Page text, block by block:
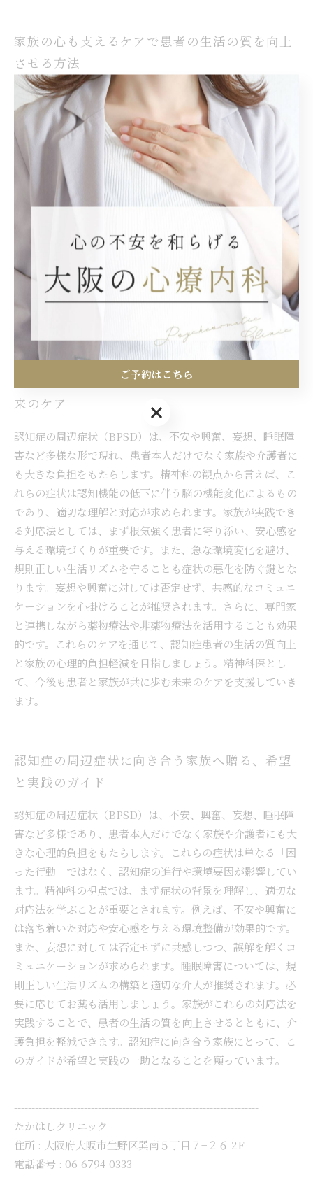
家族の心も支えるケアで患者の生活の質を向上
させる方法
認知症の周辺症状（BPSD）は、不安や興奮、妄想、睡眠障
害など多様な症状を伴い、患者本人だけでなく家族や介護者
にも大きな負担を与えます。これらの症状に適切に対応する
ためには、まず症状の理解が不可欠です。例えば、不安や興
奮が現れた場合は環境の変化を最小限に抑え、安心感を与え
ることが重要です。妄想には否定的な反応を避け、共感的な
対応を心がけることで患者の混乱を和らげられます。また、
睡眠障害には規則正しい生活リズムの維持や睡眠環境の改善
が効果的です。家族は精神科の専門家と連携し、相談や支援
を得ることで対処の幅を広げられます。こうしたケアを通じ
て患者の生活の質を向上させるとともに、家族の心理的負担
も軽減できるため、実践的な対応法を身につけることが大切
です。
精神科医が語る認知症患者と家族が共に歩む未
来のケア
認知症の周辺症状（BPSD）は、不安や興奮、妄想、睡眠障
害など多様な形で現れ、患者本人だけでなく家族や介護者に
も大きな負担をもたらします。精神科の観点から言えば、こ
れらの症状は認知機能の低下に伴う脳の機能変化によるもの
であり、適切な理解と対応が求められます。家族が実践でき
る対応法としては、まず根気強く患者に寄り添い、安心感を
与える環境づくりが重要です。また、急な環境変化を避け、
規則正しい生活リズムを守ることも症状の悪化を防ぐ鍵とな
ります。妄想や興奮に対しては否定せず、共感的なコミュニ
ケーションを心掛けることが推奨されます。さらに、専門家
と連携しながら薬物療法や非薬物療法を活用することも効果
的です。これらのケアを通じて、認知症患者の生活の質向上
と家族の心理的負担軽減を目指しましょう。精神科医とし
て、今後も患者と家族が共に歩む未来のケアを支援していき
ます。
認知症の周辺症状に向き合う家族へ贈る、希望
と実践のガイド
認知症の周辺症状（BPSD）は、不安、興奮、妄想、睡眠障
害など多様であり、患者本人だけでなく家族や介護者にも大
きな心理的負担をもたらします。これらの症状は単なる「困
った行動」ではなく、認知症の進行や環境要因が影響してい
ます。精神科の視点では、まず症状の背景を理解し、適切な
対応法を学ぶことが重要とされます。例えば、不安や興奮に
は落ち着いた対応や安心感を与える環境整備が効果的です。
また、妄想に対しては否定せずに共感しつつ、誤解を解くコ
ミュニケーションが求められます。睡眠障害については、規
則正しい生活リズムの構築と適切な介入が推奨されます。必
要に応じてお薬も活用しましょう。家族がこれらの対応法を
実践することで、患者の生活の質を向上させるとともに、介
護負担を軽減できます。認知症に向き合う家族にとって、こ
のガイドが希望と実践の一助となることを願っています。
----------------------------------------------------------------------
たかはしクリニック
住所 : 大阪府大阪市生野区巽南５丁目７−２６ 2F
電話番号 : 06-6794-0333
ご予約はこちら
ご予約はこちら